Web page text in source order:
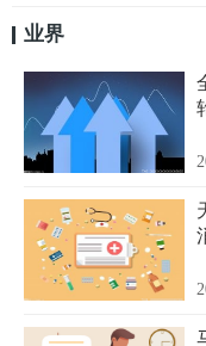
业界